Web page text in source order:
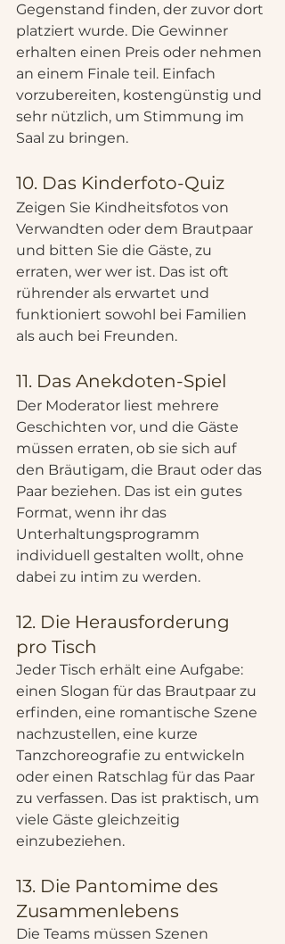
Gegenstand finden, der zuvor dort
platziert wurde. Die Gewinner
erhalten einen Preis oder nehmen
an einem Finale teil. Einfach
vorzubereiten, kostengünstig und
sehr nützlich, um Stimmung im
Saal zu bringen.
10. Das Kinderfoto-Quiz
Zeigen Sie Kindheitsfotos von
Verwandten oder dem Brautpaar
und bitten Sie die Gäste, zu
erraten, wer wer ist. Das ist oft
rührender als erwartet und
funktioniert sowohl bei Familien
als auch bei Freunden.
11. Das Anekdoten-Spiel
Der Moderator liest mehrere
Geschichten vor, und die Gäste
müssen erraten, ob sie sich auf
den Bräutigam, die Braut oder das
Paar beziehen. Das ist ein gutes
Format, wenn ihr das
Unterhaltungsprogramm
individuell gestalten wollt, ohne
dabei zu intim zu werden.
12. Die Herausforderung
pro Tisch
Jeder Tisch erhält eine Aufgabe:
einen Slogan für das Brautpaar zu
erfinden, eine romantische Szene
nachzustellen, eine kurze
Tanzchoreografie zu entwickeln
oder einen Ratschlag für das Paar
zu verfassen. Das ist praktisch, um
viele Gäste gleichzeitig
einzubeziehen.
13. Die Pantomime des
Zusammenlebens
Die Teams müssen Szenen